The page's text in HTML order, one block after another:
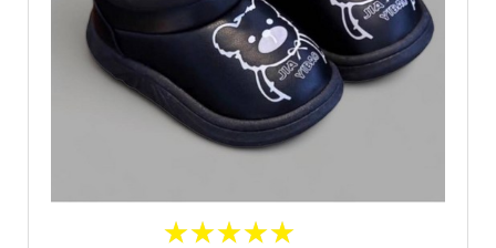
★★★★★
★★★★★